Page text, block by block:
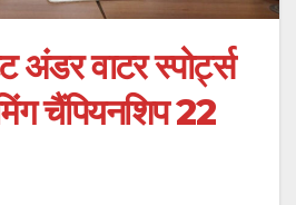
अंडर वाटर स्पोर्ट्स
चैंपियनशिप 22